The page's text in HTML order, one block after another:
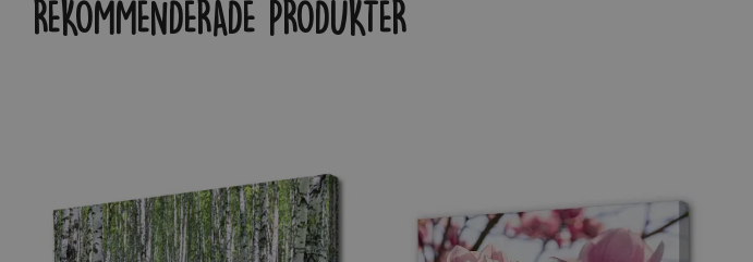
REKOMMENDERADE PRODUKTER